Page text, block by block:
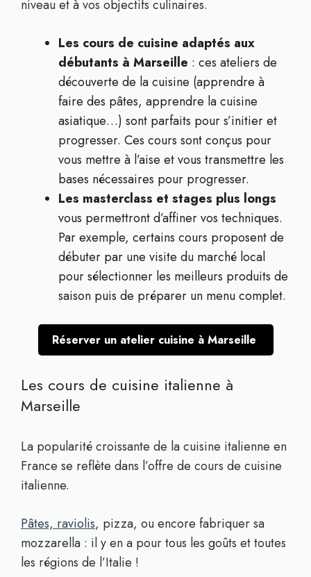
niveau et à vos objectifs culinaires.
Les cours de cuisine adaptés aux
débutants à Marseille : ces ateliers de
découverte de la cuisine (apprendre à
faire des pâtes, apprendre la cuisine
asiatique…) sont parfaits pour s’initier et
progresser. Ces cours sont conçus pour
vous mettre à l’aise et vous transmettre les
bases nécessaires pour progresser.
Les masterclass et stages plus longs
vous permettront d’affiner vos techniques.
Par exemple, certains cours proposent de
débuter par une visite du marché local
pour sélectionner les meilleurs produits de
saison puis de préparer un menu complet.
Réserver un atelier cuisine à Marseille
Les cours de cuisine italienne à
Marseille
La popularité croissante de la cuisine italienne en
France se reflète dans l’offre de cours de cuisine
italienne.
Pâtes, raviolis, pizza, ou encore fabriquer sa
mozzarella : il y en a pour tous les goûts et toutes
les régions de l’Italie !